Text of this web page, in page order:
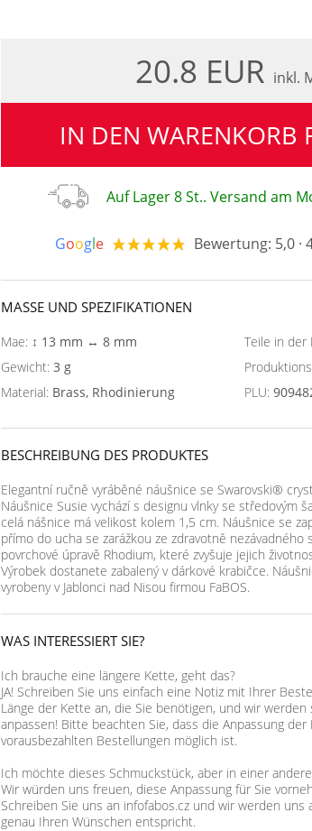
20.8 EUR inkl.
IN DEN WARENKORB
Auf Lager 8 St.. Versand am
Google Bewertung: 5,0 ·
MASSE UND SPEZIFIKATIONEN
Mae: ↕ 13 mm ↔ 8 mm
Gewicht: 3 g
Material: Brass, Rhodinierung
Teile in der
PLU:
BESCHREIBUNG DES PRODUKTES
Elegantní ručně vyráběné náušnice se Swarovski®
Náušnice Susie vychází s designu vlnky se středovým
celá nášnice má velikost kolem 1,5 cm. Náušnice se
přímo do ucha se zarážkou ze zdravotně nezávadného
povrchové úpravě Rhodium, které zvyšuje jejich
Výrobek dostanete zabalený v dárkové krabičce.
vyrobeny v Jablonci nad Nisou firmou FaBOS.
WAS INTERESSIERT SIE?
Ich brauche eine längere Kette, geht das?
JA! Schreiben Sie uns einfach eine Notiz mit Ihrer
Länge der Kette an, die Sie benötigen, und wir werden
anpassen! Bitte beachten Sie, dass die Anpassung
vorausbezahlten Bestellungen möglich ist.
Ich möchte dieses Schmuckstück, aber in einer
Wir würden uns freuen, diese Anpassung für Sie
Schreiben Sie uns an infofabos.cz und wir werden uns
genau Ihren Wünschen entspricht.